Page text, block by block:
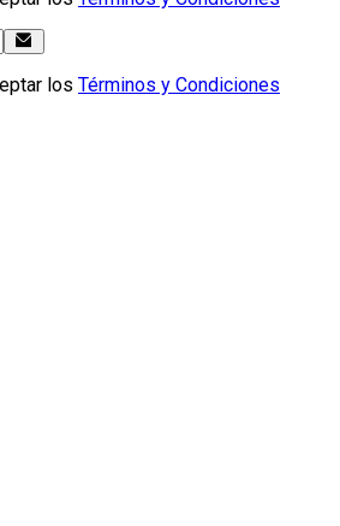
los Términos y Condiciones